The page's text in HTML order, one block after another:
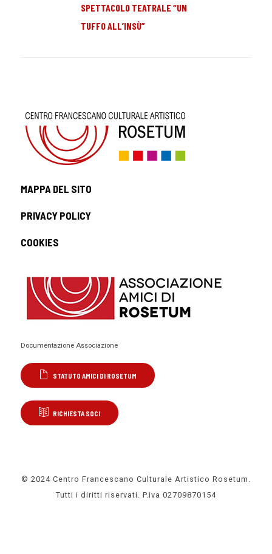
SPETTACOLO TEATRALE “UN
TUFFO ALL’INSÙ”
MAPPA DEL SITO
PRIVACY POLICY
COOKIES
Documentazione Associazione
STATUTO AMICI DI ROSETUM
RICHIESTA SOCI
© 2024 Centro Francescano Culturale Artistico Rosetum.
Tutti i diritti riservati. P.iva 02709870154